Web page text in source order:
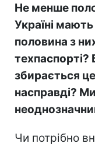
Не менше
Україні
половина з
техпаспорті?
збирається
насправді?
Чи потрібно